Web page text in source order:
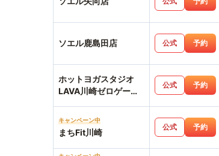
ソエル鹿島田店 公式 予約
ホットヨガスタジオ
LAVA川崎ゼロゲート
公式 予約
キャンペーン中
まちFit川崎
公式 予約